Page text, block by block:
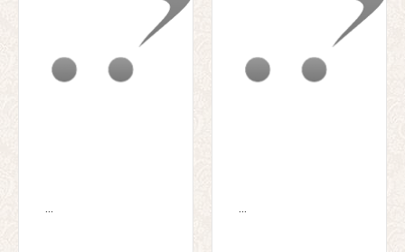
... ...